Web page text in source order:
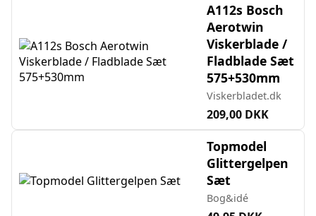
A112s Bosch
Aerotwin
Viskerblade /
Fladblade Sæt
575+530mm
Viskerbladet.dk
209,00 DKK
Topmodel
Glittergelpen
Sæt
Bog&idé